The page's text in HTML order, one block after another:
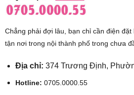
Chẳng phải đợi lâu, bạn chỉ cần điện
tận nơi trong nội thành phố trong chưa
Địa chỉ: 374 Trương Định,
Hotline: 0705.0000.55